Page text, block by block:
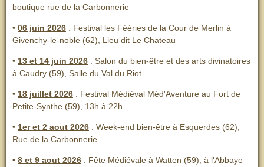
boutique rue de la Carbonnerie
• 06 juin 2026 : Festival les Fééries de la Cour de Merlin à
Givenchy-le-noble (62), Lieu dit Le Chateau
• 13 et 14 juin 2026 : Salon du bien-être et des arts divinatoires
à Caudry (59), Salle du Val du Riot
• 18 juillet 2026 : Festival Médiéval Méd'Aventure au Fort de
Petite-Synthe (59), 13h à 22h
• 1er et 2 aout 2026 : Week-end bien-être à Esquerdes (62),
Rue de la Carbonnerie
• 8 et 9 aout 2026 : Fête Médiévale à Watten (59), à l'Abbaye